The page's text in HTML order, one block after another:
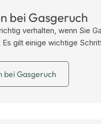
bei Gasgeruch
verhalten, wenn Sie
Es gilt einige wichtige
bei Gasgeruch